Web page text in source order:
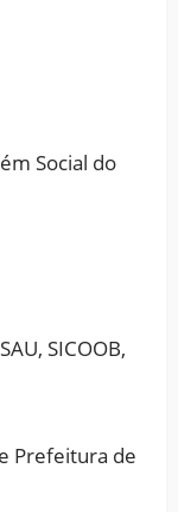
Social do
SICOOB,
Prefeitura de